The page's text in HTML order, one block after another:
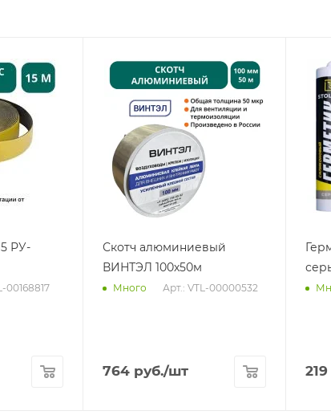
РУ-
00168817
Скотч алюминиевый
ВИНТЭЛ 100х50м
Много Арт.: VTL-00000532
764 руб./шт 219